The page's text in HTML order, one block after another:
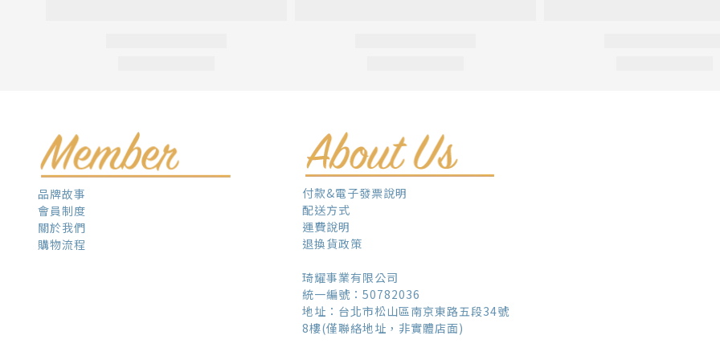
品牌故事
會員制度
關於我們
購物流程
付款&電子發票說明
配送方式
運費說明
退換貨政策
琦耀事業有限公司
統一編號：50782036
地址：台北市松山區南京東路五段34號
8樓(僅聯絡地址，非實體店面)